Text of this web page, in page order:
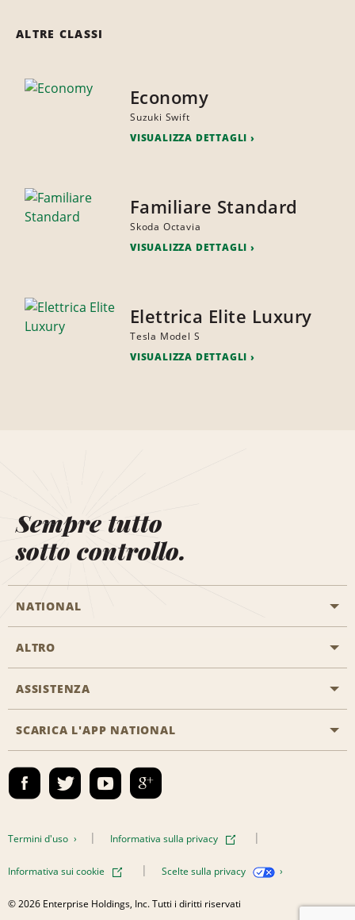
ALTRE CLASSI
Economy
Suzuki Swift
VISUALIZZA DETTAGLI
Familiare Standard
Skoda Octavia
VISUALIZZA DETTAGLI
Elettrica Elite Luxury
Tesla Model S
VISUALIZZA DETTAGLI
Sempre tutto
sotto controllo.
NATIONAL
Inizia una prenotazione
Programmi business
Emerald Club Accedi
ALTRO
Offerte di lavoro
ASSISTENZA
Accessibilità
Contatti
SCARICA L'APP NATIONAL
Termini d'uso Informativa sulla privacy
Informativa sui cookie Scelte sulla privacy
© 2026 Enterprise Holdings, Inc. Tutti i diritti riservati